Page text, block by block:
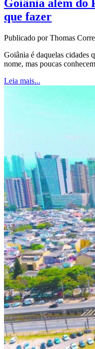
Goiânia além do
que fazer
Publicado por Thomas
Goiânia é daquelas cidades
nome, mas poucas
Leia mais...